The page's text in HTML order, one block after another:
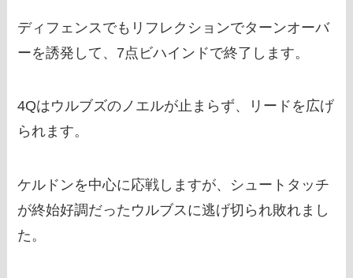
ディフェンスでもリフレクションでターンオーバ
ーを誘発して、7点ビハインドで終了します。
4Qはウルブズのノエルが止まらず、リードを広げ
られます。
ケルドンを中心に応戦しますが、シュートタッチ
が終始好調だったウルブスに逃げ切られ敗れまし
た。